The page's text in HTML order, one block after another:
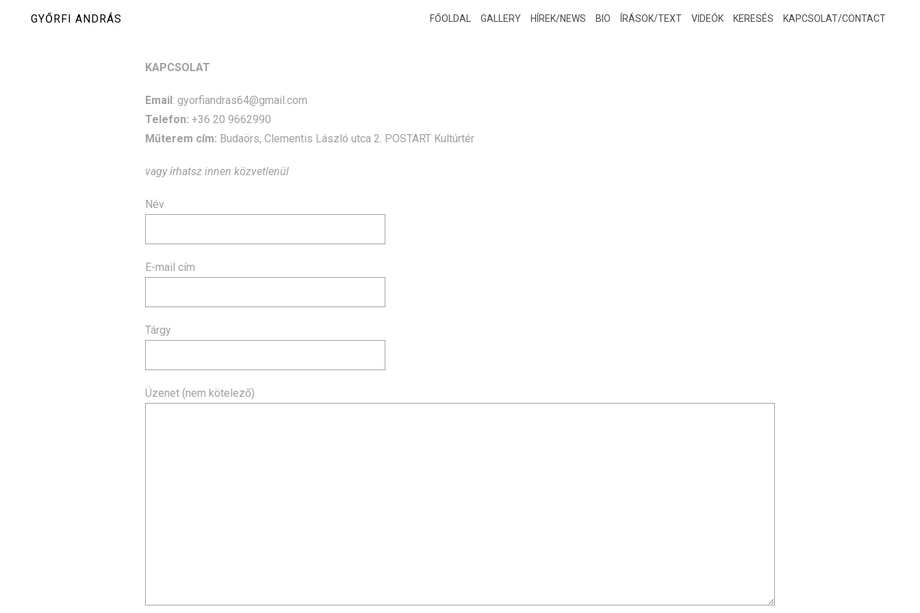
GYŐRFI ANDRÁS FŐOLDAL GALLERY HÍREK/NEWS BIO ÍRÁSOK/TEXT VIDEÓK KERESÉS KAPCSOLAT/CONTACT
KAPCSOLAT
Email: gyorfiandras64@gmail.com
Telefon: +36 20 9662990
Műterem cím: Budaörs, Clementis László utca 2. POSTART Kultúrtér
vagy írhatsz innen közvetlenül
Név
E-mail cím
Tárgy
Üzenet (nem kötelező)